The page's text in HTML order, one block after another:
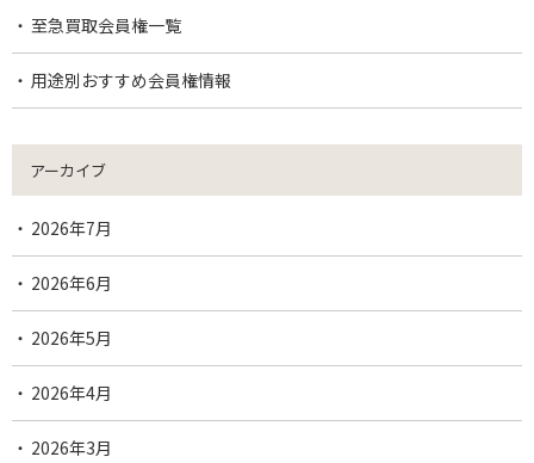
至急買取会員権一覧
用途別おすすめ会員権情報
アーカイブ
2026年7月
2026年6月
2026年5月
2026年4月
2026年3月